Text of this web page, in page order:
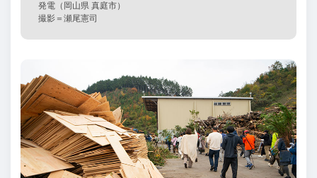
発電（岡山県 真庭市）
撮影＝瀬尾憲司